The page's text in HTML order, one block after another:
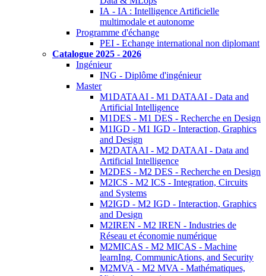
IA - IA : Intelligence Artificielle
multimodale et autonome
Programme d'échange
PEI - Echange international non diplomant
Catalogue 2025 - 2026
Ingénieur
ING - Diplôme d'ingénieur
Master
M1DATAAI - M1 DATAAI - Data and
Artificial Intelligence
M1DES - M1 DES - Recherche en Design
M1IGD - M1 IGD - Interaction, Graphics
and Design
M2DATAAI - M2 DATAAI - Data and
Artificial Intelligence
M2DES - M2 DES - Recherche en Design
M2ICS - M2 ICS - Integration, Circuits
and Systems
M2IGD - M2 IGD - Interaction, Graphics
and Design
M2IREN - M2 IREN - Industries de
Réseau et économie numérique
M2MICAS - M2 MICAS - Machine
learnIng, CommunicAtions, and Security
M2MVA - M2 MVA - Mathématiques,